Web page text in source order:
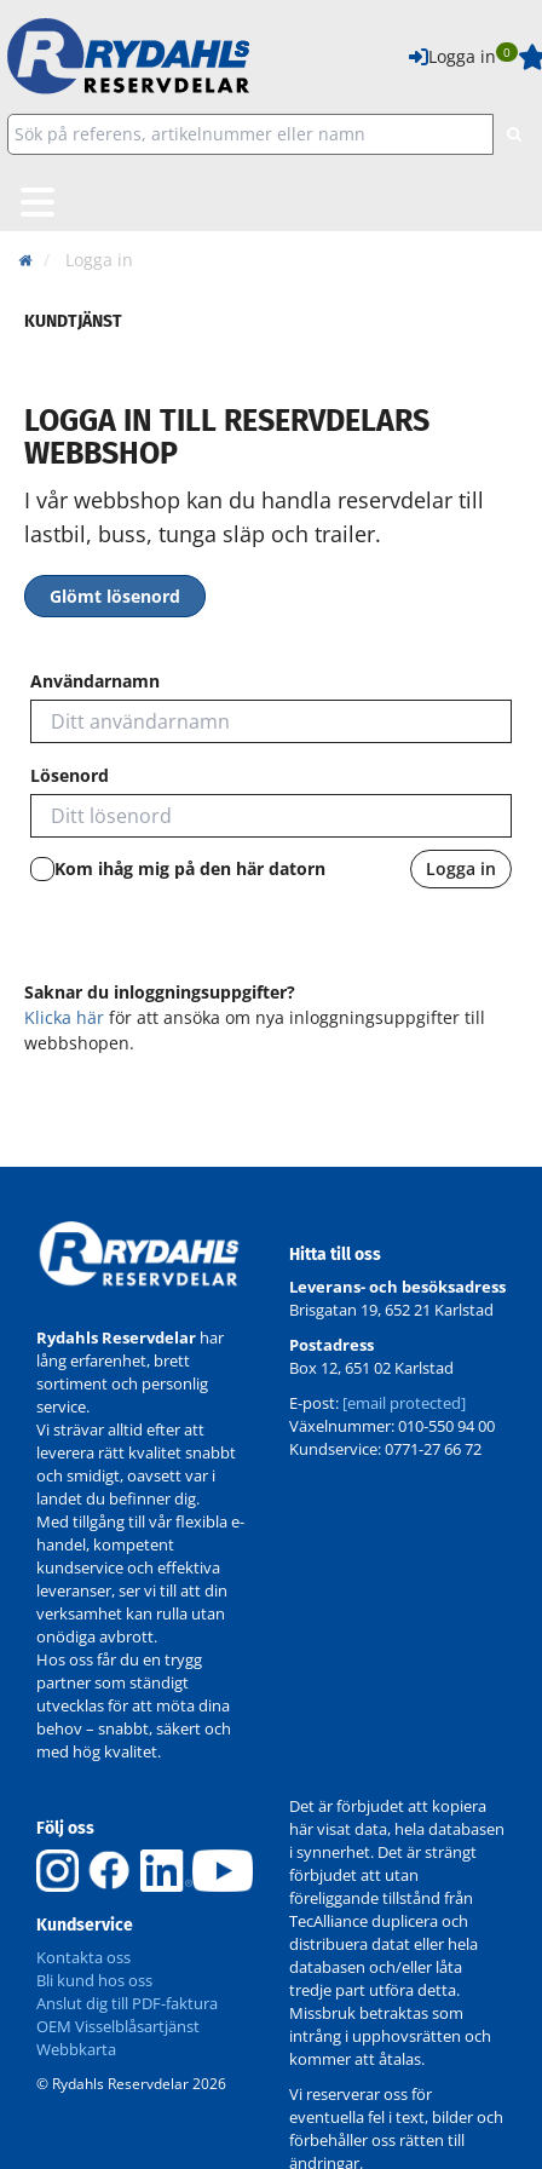
Logga in 0
Logga in
KUNDTJÄNST
LOGGA IN TILL RESERVDELARS
WEBBSHOP
I vår webbshop kan du handla reservdelar till
lastbil, buss, tunga släp och trailer.
Glömt lösenord
Användarnamn
Lösenord
Kom ihåg mig på den här datorn Logga in
Saknar du inloggningsuppgifter?
Klicka här för att ansöka om nya inloggningsuppgifter till
webbshopen.
Rydahls Reservdelar har
lång erfarenhet, brett
sortiment och personlig
service.
Vi strävar alltid efter att
leverera rätt kvalitet snabbt
och smidigt, oavsett var i
landet du befinner dig.
Med tillgång till vår flexibla e-
handel, kompetent
kundservice och effektiva
leveranser, ser vi till att din
verksamhet kan rulla utan
onödiga avbrott.
Hos oss får du en trygg
partner som ständigt
utvecklas för att möta dina
behov – snabbt, säkert och
med hög kvalitet.
Hitta till oss
Leverans- och besöksadress
Brisgatan 19, 652 21 Karlstad
Postadress
Box 12, 651 02 Karlstad
E-post: [email protected]
Växelnummer: 010-550 94 00
Kundservice: 0771-27 66 72
Följ oss
Kundservice
Kontakta oss
Bli kund hos oss
Anslut dig till PDF-faktura
OEM Visselblåsartjänst
Webbkarta
© Rydahls Reservdelar 2026
Det är förbjudet att kopiera
här visat data, hela databasen
i synnerhet. Det är strängt
förbjudet att utan
föreliggande tillstånd från
TecAlliance duplicera och
distribuera datat eller hela
databasen och/eller låta
tredje part utföra detta.
Missbruk betraktas som
intrång i upphovsrätten och
kommer att åtalas.
Vi reserverar oss för
eventuella fel i text, bilder och
förbehåller oss rätten till
ändringar.